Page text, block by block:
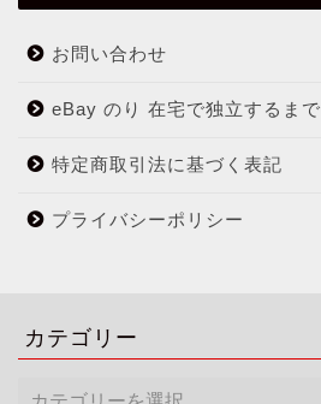
お問い合わせ
eBay のり 在宅で独立するまで
特定商取引法に基づく表記
プライバシーポリシー
カテゴリー